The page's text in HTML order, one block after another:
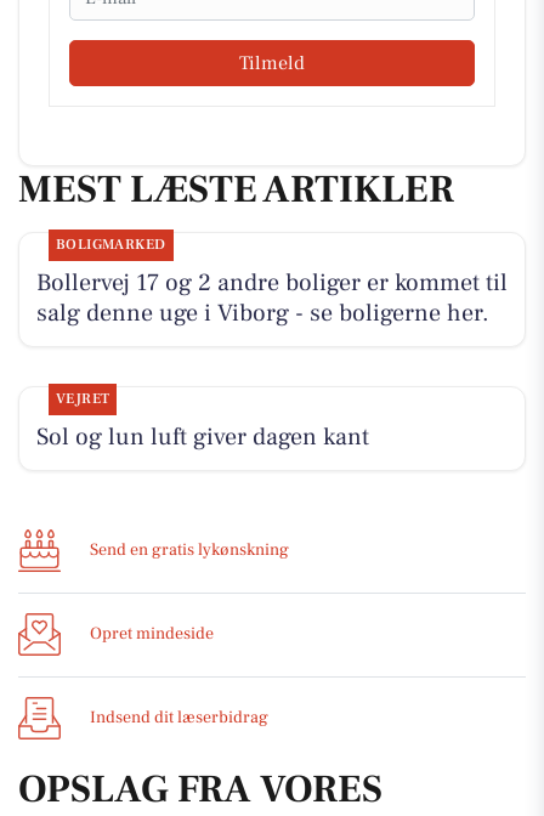
Tilmeld
MEST LÆSTE ARTIKLER
BOLIGMARKED
Bollervej 17 og 2 andre boliger er kommet til
salg denne uge i Viborg - se boligerne her.
VEJRET
Sol og lun luft giver dagen kant
Send en gratis lykønskning
Opret mindeside
Indsend dit læserbidrag
OPSLAG FRA VORES